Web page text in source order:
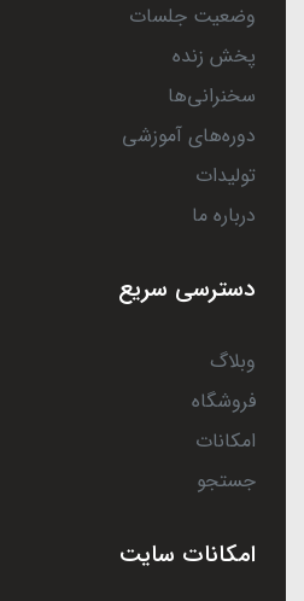
وضعیت جلسات
پخش زنده
سخنرانی‌ها
دوره‌های آموزشی
تولیدات
درباره ما
دسترسی سریع
وبلاگ
فروشگاه
امکانات
جستجو
امکانات سایت